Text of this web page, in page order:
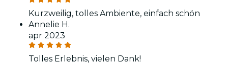
Kurzweilig, tolles Ambiente, einfach schön
Annelie H.
apr 2023
Tolles Erlebnis, vielen Dank!